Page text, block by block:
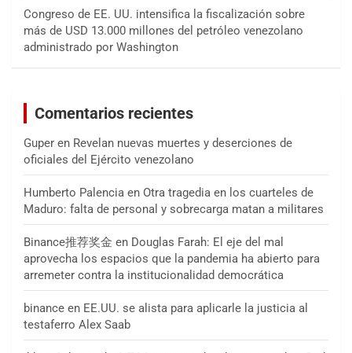
Congreso de EE. UU. intensifica la fiscalización sobre
más de USD 13.000 millones del petróleo venezolano
administrado por Washington
Comentarios recientes
Guper en Revelan nuevas muertes y deserciones de
oficiales del Ejército venezolano
Humberto Palencia en Otra tragedia en los cuarteles de
Maduro: falta de personal y sobrecarga matan a militares
Binance推荐奖金 en Douglas Farah: El eje del mal
aprovecha los espacios que la pandemia ha abierto para
arremeter contra la institucionalidad democrática
binance en EE.UU. se alista para aplicarle la justicia al
testaferro Alex Saab